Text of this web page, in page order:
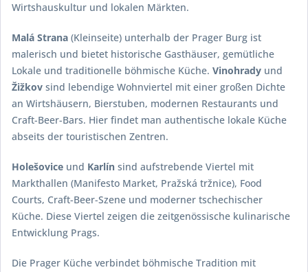
Wirtshauskultur und lokalen Märkten.
Malá Strana (Kleinseite) unterhalb der Prager Burg ist
malerisch und bietet historische Gasthäuser, gemütliche
Lokale und traditionelle böhmische Küche. Vinohrady und
Žižkov sind lebendige Wohnviertel mit einer großen Dichte
an Wirtshäusern, Bierstuben, modernen Restaurants und
Craft-Beer-Bars. Hier findet man authentische lokale Küche
abseits der touristischen Zentren.
Holešovice und Karlín sind aufstrebende Viertel mit
Markthallen (Manifesto Market, Pražská tržnice), Food
Courts, Craft-Beer-Szene und moderner tschechischer
Küche. Diese Viertel zeigen die zeitgenössische kulinarische
Entwicklung Prags.
Die Prager Küche verbindet böhmische Tradition mit